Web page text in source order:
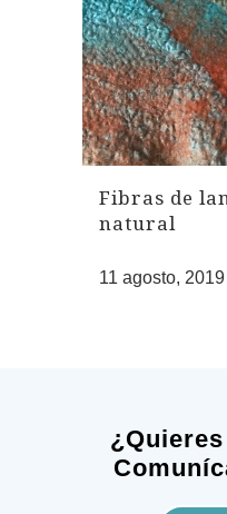
Fibras de
natural
11 agosto, 2019